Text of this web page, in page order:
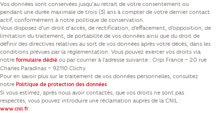
Vos données sont conservées jusqu’au retrait de votre consentement ou
pendant une durée maximale de trois (3) ans à compter de votre dernier contact
actif, conformément à notre politique de conservation.
Vous disposez d’un droit d’accès, de rectification, d’effacement, d’opposition, de
limitation du traitement, de portabilité de vos données ainsi que du droit de
définir des directives relatives au sort de vos données après votre décès, dans les
conditions prévues par la réglementation. Vous pouvez exercer vos droits via
notre formulaire dédié ou par courrier à l’adresse suivante : Orpi France – 20 rue
Charles Paradinas – 92110 Clichy.
Pour en savoir plus sur le traitement de vos données personnelles, consultez
notre Politique de protection des données.
Si vous estimez, après nous avoir contactés, que vos droits ne sont pas
respectés, vous pouvez introduire une réclamation auprès de la CNIL :
www.cnil.fr.